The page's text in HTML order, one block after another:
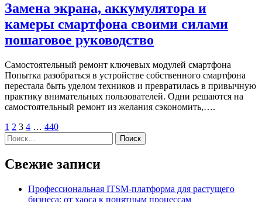
Замена экрана, аккумулятора и
камеры смартфона своими силами
пошаговое руководство
Самостоятельный ремонт ключевых модулей смартфона
Попытка разобраться в устройстве собственного смартфона
перестала быть уделом техников и превратилась в привычную
практику внимательных пользователей. Одни решаются на
самостоятельный ремонт из желания сэкономить,….
Пагинация
записей
1 2 3 4 … 440
Найти:
Свежие записи
Профессиональная ITSM-платформа для растущего
бизнеса: от хаоса к понятным процессам